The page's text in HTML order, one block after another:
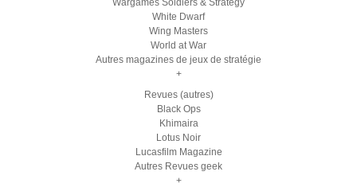
White Dwarf
Wing Masters
World at War
Autres magazines de jeux de stratégie
+
Revues (autres)
Black Ops
Khimaira
Lotus Noir
Lucasfilm Magazine
Autres Revues geek
+